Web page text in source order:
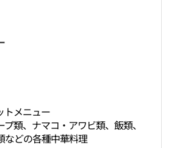
トメニュー
類、ナマコ・アワビ類、飯類、
などの各種中華料理